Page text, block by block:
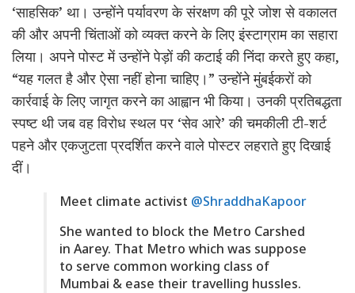
‘साहसिक’ था। उन्होंने पर्यावरण के संरक्षण की पूरे जोश से वकालत
की और अपनी चिंताओं को व्यक्त करने के लिए इंस्टाग्राम का सहारा
लिया। अपने पोस्ट में उन्होंने पेड़ों की कटाई की निंदा करते हुए कहा,
“यह गलत है और ऐसा नहीं होना चाहिए।” उन्होंने मुंबईकरों को
कार्रवाई के लिए जागृत करने का आह्वान भी किया। उनकी प्रतिबद्धता
स्पष्ट थी जब वह विरोध स्थल पर ‘सेव आरे’ की चमकीली टी-शर्ट
पहने और एकजुटता प्रदर्शित करने वाले पोस्टर लहराते हुए दिखाई
दीं।
Meet climate activist @ShraddhaKapoor
She wanted to block the Metro Carshed
in Aarey. That Metro which was suppose
to serve common working class of
Mumbai & ease their travelling hussles.